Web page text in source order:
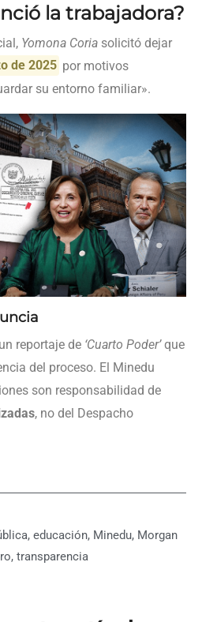
la trabajadora?
Yomona Coria solicitó dejar
de 2025 por motivos
su entorno familiar».
reportaje de ‘Cuarto Poder’que
del proceso. El Minedu
son responsabilidad de
, no del Despacho
, educación, Minedu, Morgan
, transparencia